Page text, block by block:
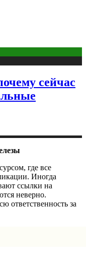
сейчас
где все
Иногда
ссылки на
неверно.
ответственность за